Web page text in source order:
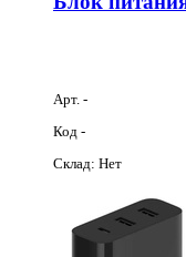
Арт. -
Код -
Склад: Нет